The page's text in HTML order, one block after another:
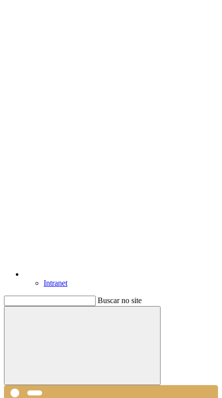
Intranet
Buscar no site
Buscar